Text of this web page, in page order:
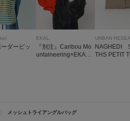
ダービッ
EKAL
『別注』Caribou Mo
untaineering×EKAL
URBAN
NAGHEDI
THS PETIT
メッシュトライアングルバッグ